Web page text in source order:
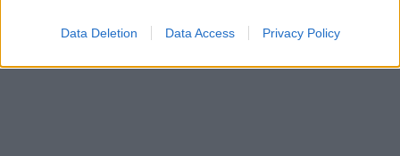
Data Deletion Data Access Privacy Policy